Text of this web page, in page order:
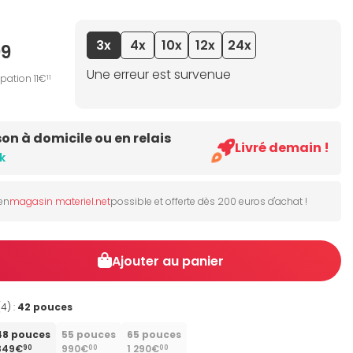
11€11
3x 4x 10x 12x
24x
Une erreur est survenue
à domicile ou en relais
Livré demain !
magasin materiel.netpossible et offerte dès 200 euros d'achat !
Ajouter au panier
: 42 pouces
pouces
90
55 pouces
990€00
65 pouces
1 290€00